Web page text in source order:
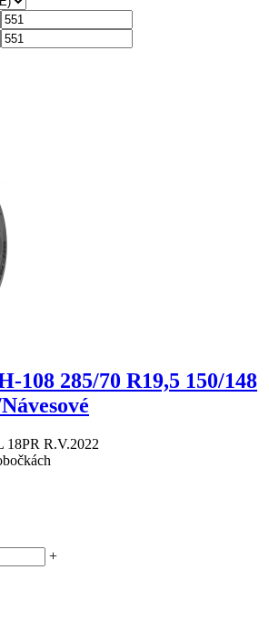
108 285/70 R19,5 150/148
18PR R.V.2022
+